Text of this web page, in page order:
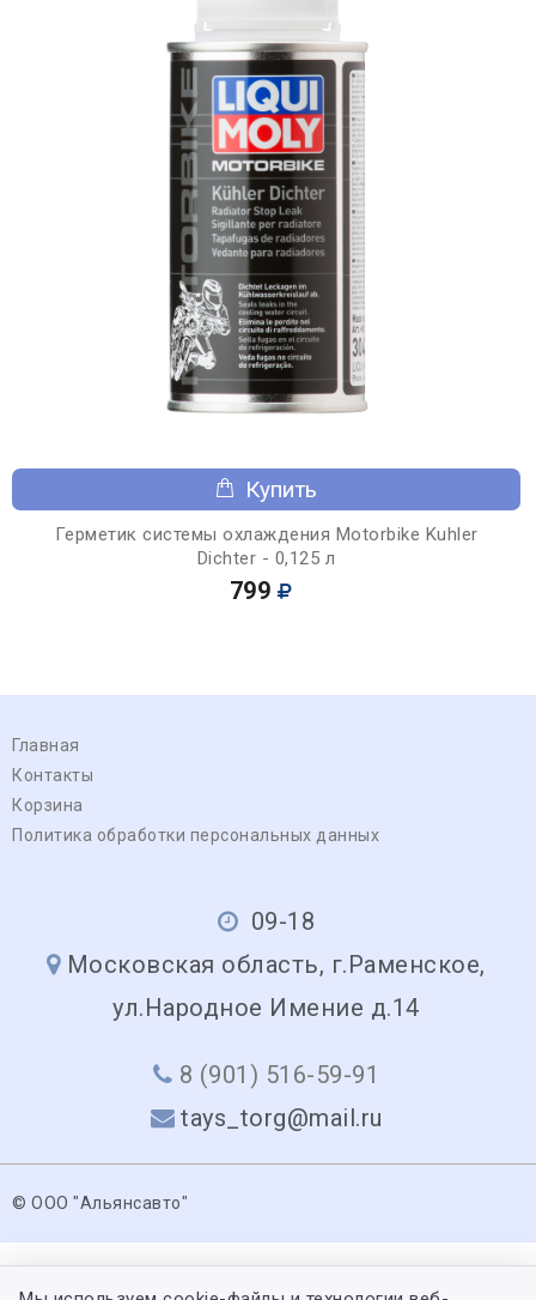
Купить
Герметик системы охлаждения Motorbike Kuhler
Dichter - 0,125 л
799
Главная
Контакты
Корзина
Политика обработки персональных данных
09-18
Московская область, г.Раменское,
ул.Народное Имение д.14
8 (901) 516-59-91
tays_torg@mail.ru
© ООО "Альянсавто"